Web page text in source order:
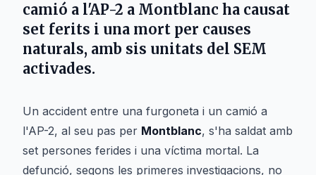
camió a l'AP-2 a Montblanc ha causat
set ferits i una mort per causes
naturals, amb sis unitats del SEM
activades.
Un accident entre una furgoneta i un camió a
l'AP-2, al seu pas per Montblanc, s'ha saldat amb
set persones ferides i una víctima mortal. La
defunció, segons les primeres investigacions, no